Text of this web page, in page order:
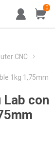
0
CNC
1kg 1,75mm
Lab con